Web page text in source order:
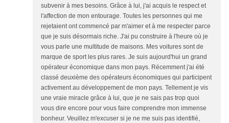
subvenir à mes besoins. Grâce à lui, j'ai acquis le respect et
l'affection de mon entourage. Toutes les personnes qui me
rejetaient ont commencé par m'aimer et à me respecter parce
que je suis désormais riche. J'ai pu construire à l'heure où je
vous parle une multitude de maisons. Mes voitures sont de
marque de sport les plus rares. Je suis aujourd'hui un grand
opérateur économique dans mon pays. Récemment j'ai été
classé deuxième des opérateurs économiques qui participent
activement au développement de mon pays. Tellement je vis
une vraie miracle grâce à lui, que je ne sais pas trop quoi
vous dire encore pour vous faire comprendre mon immense
bonheur. Veuillez m'excuser si je ne me suis pas identifié,